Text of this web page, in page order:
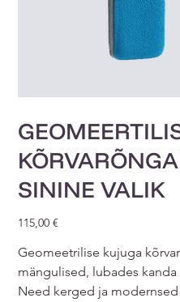
SININE VALIK
Price
115,00 €
Geomeetrilise kujuga
mängulised, lubades
Need kerged ja